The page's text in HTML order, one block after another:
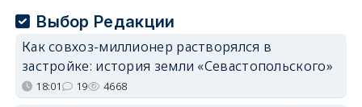
Выбор Редакции
Как совхоз-миллионер растворялся в
застройке: история земли «Севастопольского»
18:01 19 4668